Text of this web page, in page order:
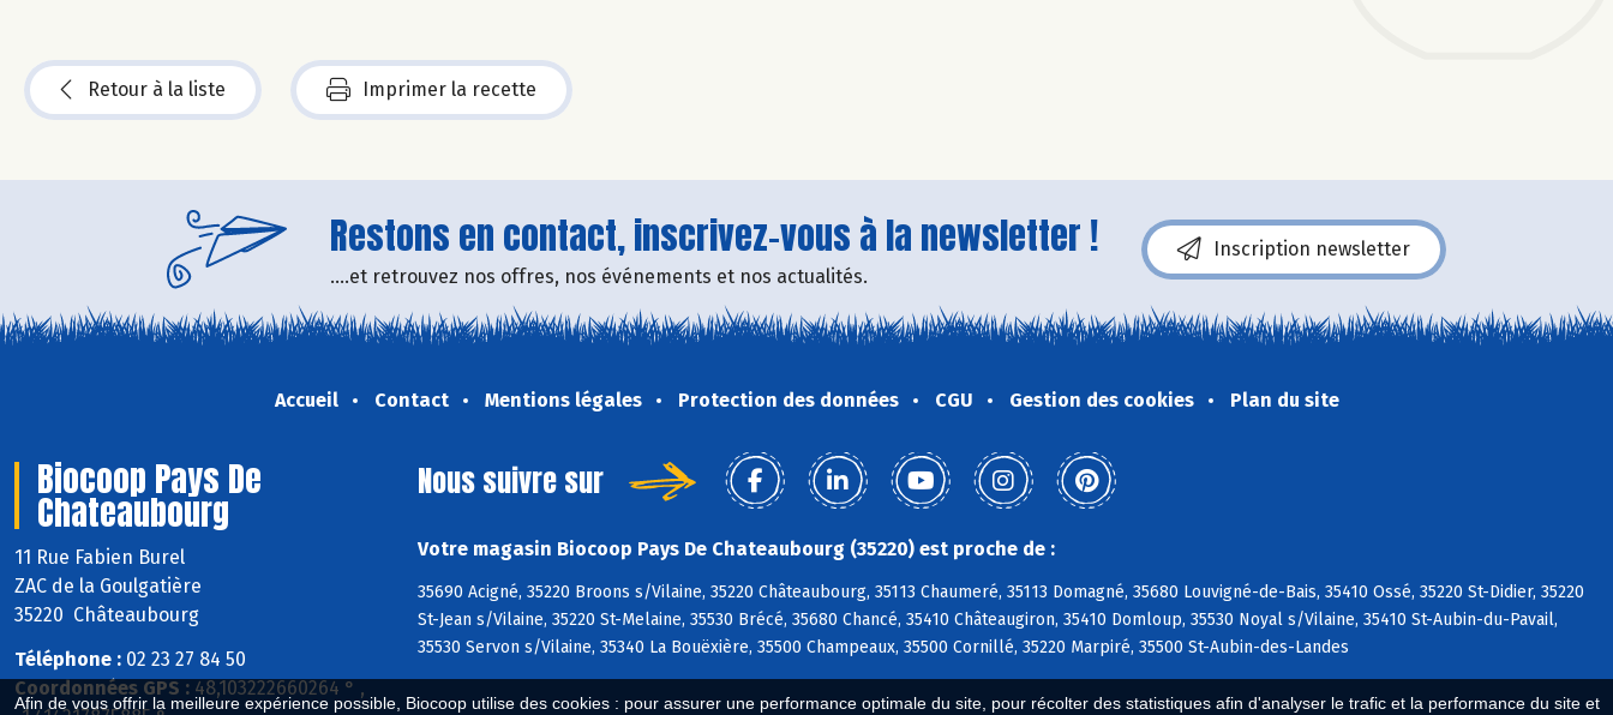
Afin de vous offrir la meilleure expérience possible, Biocoop utilise des cookies : pour assurer une performance optimale du site, pour récolter des statistiques afin d'analyser le trafic et la performance du site et
Retour à la liste Imprimer la recette
Restons en contact, inscrivez-vous à la newsletter !
....et retrouvez nos offres, nos événements et nos actualités.
Inscription newsletter
Accueil Contact Mentions légales Protection des données CGU Gestion des cookies Plan du site
Biocoop Pays De
Chateaubourg
11 Rue Fabien Burel
ZAC de la Goulgatière
35220 Châteaubourg
Téléphone : 02 23 27 84 50
Coordonnées GPS : 48,103222660264 ° ,
Nous suivre sur
Votre magasin Biocoop Pays De Chateaubourg (35220) est proche de :
35690 Acigné, 35220 Broons s/Vilaine, 35220 Châteaubourg, 35113 Chaumeré, 35113 Domagné, 35680 Louvigné-de-Bais, 35410 Ossé, 35220 St-Didier, 35220
St-Jean s/Vilaine, 35220 St-Melaine, 35530 Brécé, 35680 Chancé, 35410 Châteaugiron, 35410 Domloup, 35530 Noyal s/Vilaine, 35410 St-Aubin-du-Pavail,
35530 Servon s/Vilaine, 35340 La Bouëxière, 35500 Champeaux, 35500 Cornillé, 35220 Marpiré, 35500 St-Aubin-des-Landes